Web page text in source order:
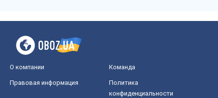
О компании Команда
Правовая информация
Политика
конфиденциальности